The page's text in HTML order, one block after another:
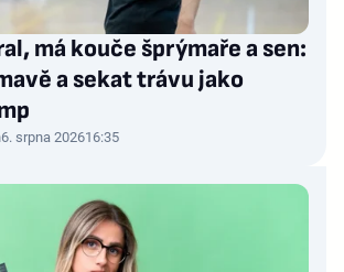
má kouče šprýmaře a sen:
a sekat trávu jako
6. srpna 202616:35